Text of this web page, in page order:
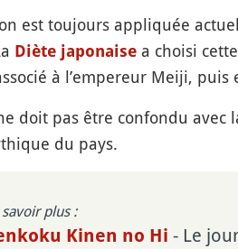
est toujours appliquée
Diète japonaisea choisi
à l’empereur Meiji,
doit pas être confondu avec
du pays.
savoir plus :
Kinen no Hi - Le